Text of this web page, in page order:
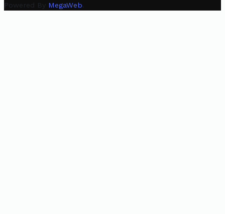
Powered By MegaWeb